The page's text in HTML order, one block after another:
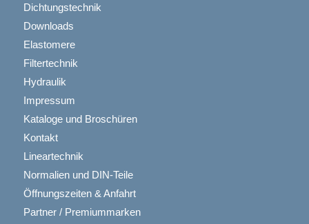
Dichtungstechnik
Downloads
Elastomere
Filtertechnik
Hydraulik
Impressum
Kataloge und Broschüren
Kontakt
Lineartechnik
Normalien und DIN-Teile
Öffnungszeiten & Anfahrt
Partner / Premiummarken